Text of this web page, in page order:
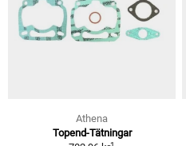
Athena
Topend-Tätningar